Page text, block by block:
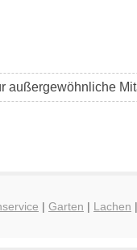
außergewöhnliche
| Garten | Lachen |